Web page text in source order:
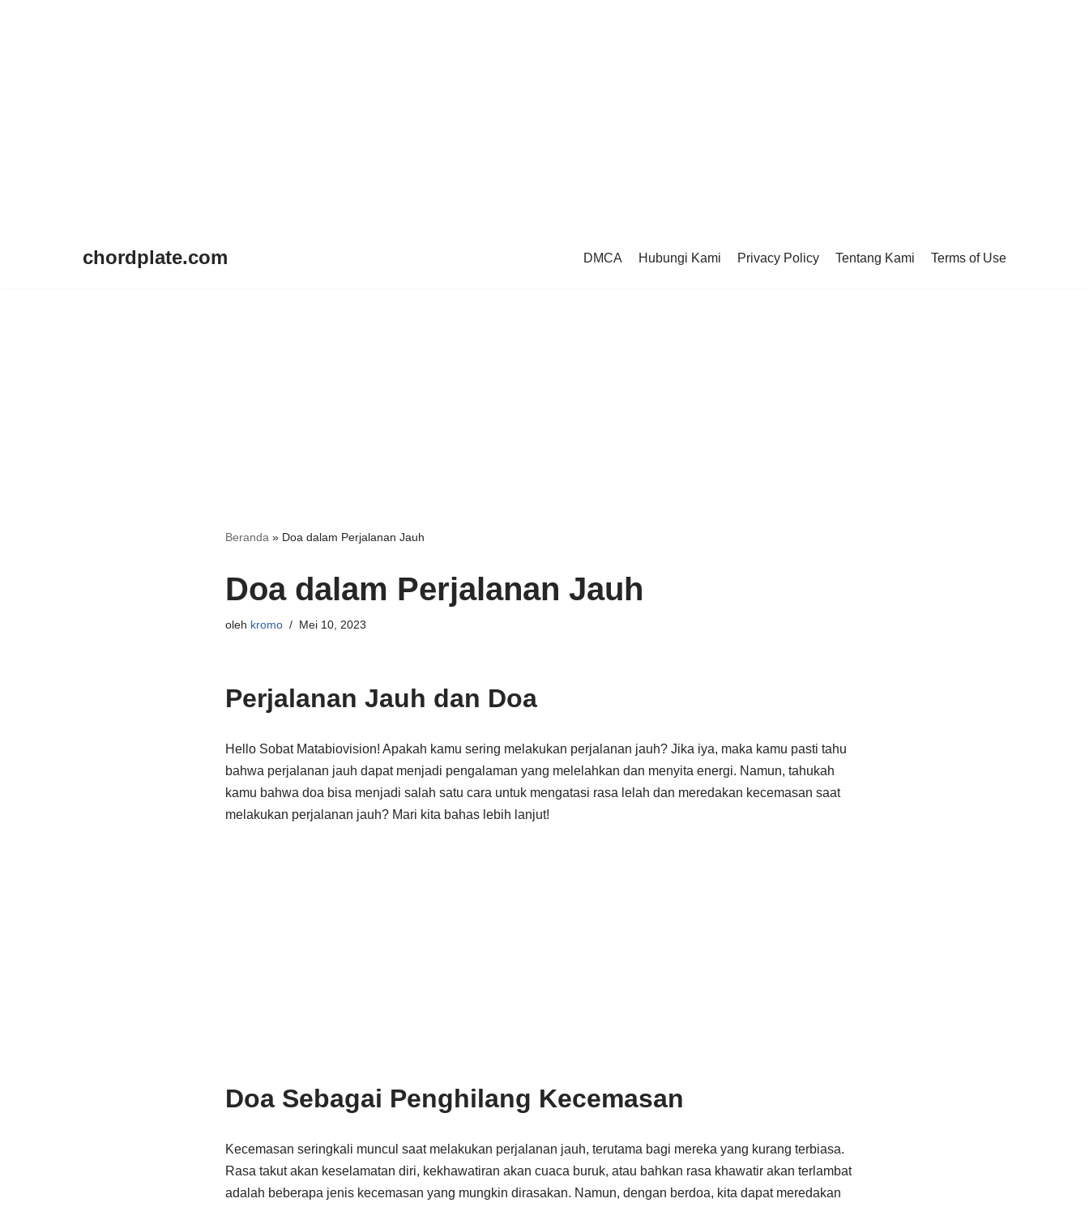
chordplate.com DMCA Hubungi Kami Privacy Policy Tentang Kami Terms of Use
Beranda » Doa dalam Perjalanan Jauh
Doa dalam Perjalanan Jauh
oleh kromo Mei 10, 2023
Perjalanan Jauh dan Doa
Hello Sobat Matabiovision! Apakah kamu sering melakukan perjalanan jauh? Jika iya, maka kamu pasti tahu
bahwa perjalanan jauh dapat menjadi pengalaman yang melelahkan dan menyita energi. Namun, tahukah
kamu bahwa doa bisa menjadi salah satu cara untuk mengatasi rasa lelah dan meredakan kecemasan saat
melakukan perjalanan jauh? Mari kita bahas lebih lanjut!
Doa Sebagai Penghilang Kecemasan
Kecemasan seringkali muncul saat melakukan perjalanan jauh, terutama bagi mereka yang kurang terbiasa.
Rasa takut akan keselamatan diri, kekhawatiran akan cuaca buruk, atau bahkan rasa khawatir akan terlambat
adalah beberapa jenis kecemasan yang mungkin dirasakan. Namun, dengan berdoa, kita dapat meredakan